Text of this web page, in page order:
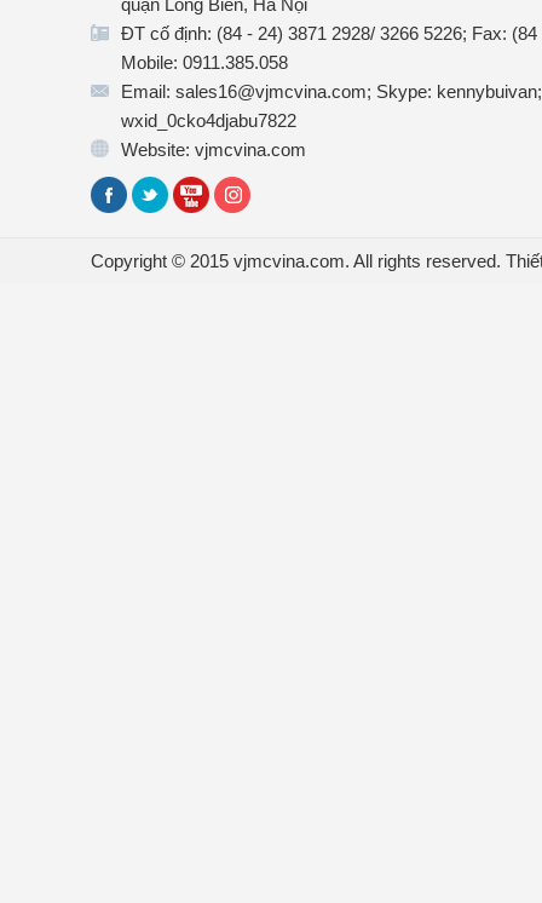
quận Long Biên, Hà Nội
ĐT cố định: (84 - 24) 3871 2928/ 3266 5226; Fax:
Mobile: 0911.385.058
Email: sales16@vjmcvina.com; Skype:
wxid_0cko4djabu7822
Website: vjmcvina.com
Copyright © 2015 vjmcvina.com. All rights reserved.